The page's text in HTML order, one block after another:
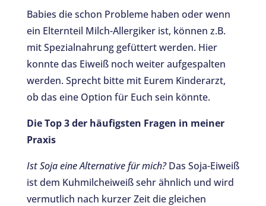
Babies die schon Probleme haben oder wenn
ein Elternteil Milch-Allergiker ist, können z.B.
mit Spezialnahrung gefüttert werden. Hier
konnte das Eiweiß noch weiter aufgespalten
werden. Sprecht bitte mit Eurem Kinderarzt,
ob das eine Option für Euch sein könnte.
Die Top 3 der häufigsten Fragen in meiner
Praxis
Ist Soja eine Alternative für mich?Das Soja-Eiweiß
ist dem Kuhmilcheiweiß sehr ähnlich und wird
vermutlich nach kurzer Zeit die gleichen